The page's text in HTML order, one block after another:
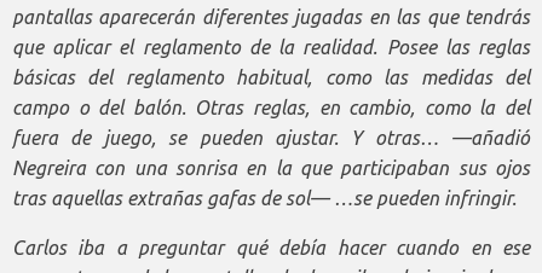
pantallas aparecerán diferentes jugadas en las que tendrás
que aplicar el reglamento de la realidad. Posee las reglas
básicas del reglamento habitual, como las medidas del
campo o del balón. Otras reglas, en cambio, como la del
fuera de juego, se pueden ajustar. Y otras… —añadió
Negreira con una sonrisa en la que participaban sus ojos
tras aquellas extrañas gafas de sol— …se pueden infringir.
Carlos iba a preguntar qué debía hacer cuando en ese